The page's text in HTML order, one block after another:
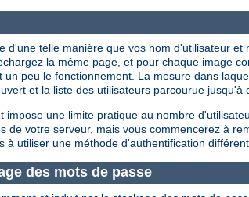
d'une telle manière que vos nom d'utilisateur
la même page, et pour chaque image
un peu le fonctionnement. La mesure dans
et la liste des utilisateurs parcourue
impose une limite pratique au nombre
de votre serveur, mais vous commencerez à
à utiliser une méthode d'authentification
des mots de passe